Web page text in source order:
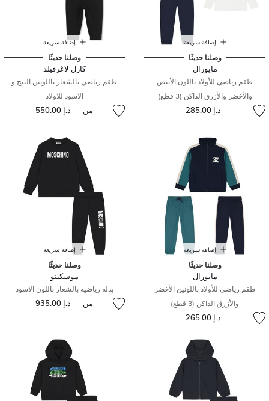
إضافة سريعة
وصلنا حديثًا
مايورال
طقم رياضي للأولاد باللون الأبيض
والأخضر والأزرق الداكن (3 قطع)
د.إ 285.00
إضافة سريعة
وصلنا حديثًا
كارل لاغرفيلد
طقم رياضي بالشعار باللونين البيج و
الاسود للاولاد
من د.إ 550.00
إضافة سريعة
وصلنا حديثًا
مايورال
طقم رياضي للأولاد باللونين الأخضر
والأزرق الداكن (3 قطع)
د.إ 265.00
إضافة سريعة
وصلنا حديثًا
موسكينو
بدله رياضيه بالشعار باللون الاسود
من د.إ 935.00